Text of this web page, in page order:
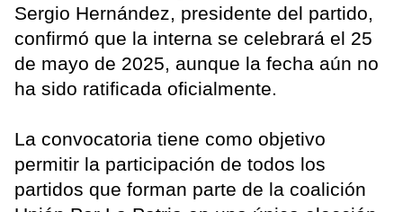
Sergio Hernández, presidente del partido,
confirmó que la interna se celebrará el 25
de mayo de 2025, aunque la fecha aún no
ha sido ratificada oficialmente.
La convocatoria tiene como objetivo
permitir la participación de todos los
partidos que forman parte de la coalición